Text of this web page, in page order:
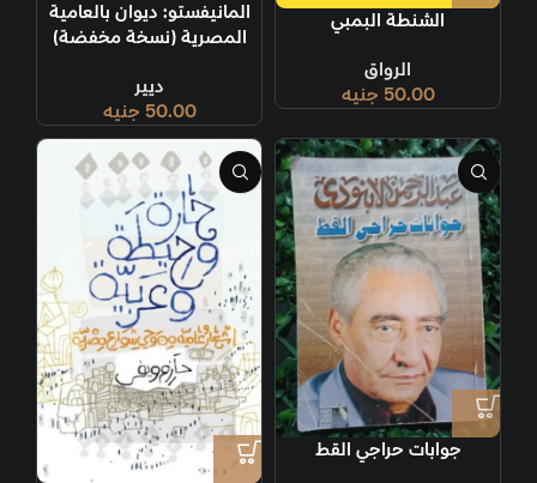
الشنطة البمبي
الرواق
50.00 جنيه
المانيفستو: ديوان بالعامية
المصرية (نسخة مخفضة)
ديير
50.00 جنيه
جوابات حراجي القط